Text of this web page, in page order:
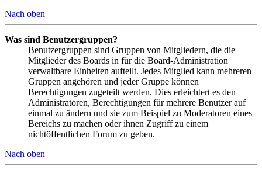
Nach oben
Was sind Benutzergruppen?
Benutzergruppen sind Gruppen von Mitgliedern, die die
Mitglieder des Boards in für die Board-Administration
verwaltbare Einheiten aufteilt. Jedes Mitglied kann mehreren
Gruppen angehören und jeder Gruppe können
Berechtigungen zugeteilt werden. Dies erleichtert es den
Administratoren, Berechtigungen für mehrere Benutzer auf
einmal zu ändern und sie zum Beispiel zu Moderatoren eines
Bereichs zu machen oder ihnen Zugriff zu einem
nichtöffentlichen Forum zu geben.
Nach oben